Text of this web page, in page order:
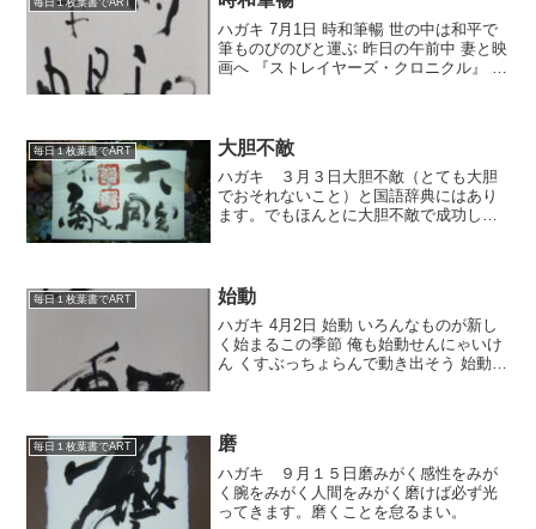
悪く・・・...
毎日１枚葉書でART
ハガキ 7月1日 時和筆暢 世の中は和平で
筆ものびのびと運ぶ 昨日の午前中 妻と映
画へ 『ストレイヤーズ・クロニクル』 ス
きるとは...
毎日１枚葉書でART 大胆不敵
ハガキ ３月３日大胆不敵（とても大胆
でおそれないこと）と国語辞典にはあり
ます。でもほんとに大胆不敵で成功して
錬成会です。
毎日１枚葉書でART 始動
ハガキ 4月2日 始動 いろんなものが新し
く始まるこの季節 俺も始動せんにゃいけ
ん くすぶっちょらんで動き出そう 始動
も、...
毎日１枚葉書でART 磨
ハガキ ９月１５日磨みがく感性をみが
く腕をみがく人間をみがく磨けば必ず光
ってきます。磨くことを怠るまい。